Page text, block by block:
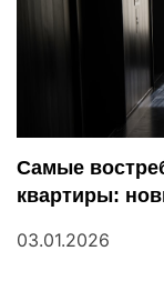
ц
п
о
з
Самые
квартиры:
03.01.2026